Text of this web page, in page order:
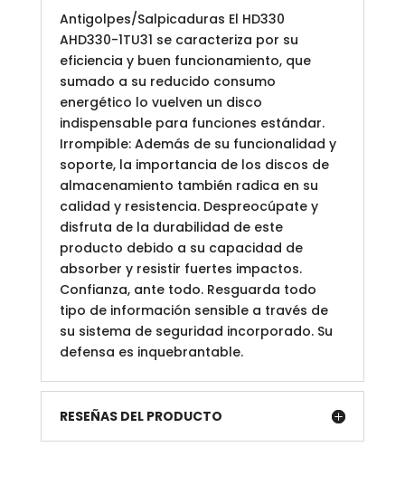
Antigolpes/Salpicaduras El HD330
AHD330-1TU31 se caracteriza por su
eficiencia y buen funcionamiento, que
sumado a su reducido consumo
energético lo vuelven un disco
indispensable para funciones estándar.
Irrompible: Además de su funcionalidad y
soporte, la importancia de los discos de
almacenamiento también radica en su
calidad y resistencia. Despreocúpate y
disfruta de la durabilidad de este
producto debido a su capacidad de
absorber y resistir fuertes impactos.
Confianza, ante todo. Resguarda todo
tipo de información sensible a través de
su sistema de seguridad incorporado. Su
defensa es inquebrantable.
RESEÑAS DEL PRODUCTO